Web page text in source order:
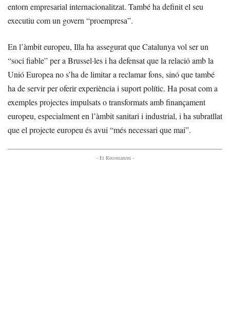
entorn empresarial internacionalitzat. També ha definit el seu
executiu com un govern “proempresa”.
En l’àmbit europeu, Illa ha assegurat que Catalunya vol ser un
“soci fiable” per a Brussel·les i ha defensat que la relació amb la
Unió Europea no s’ha de limitar a reclamar fons, sinó que també
ha de servir per oferir experiència i suport polític. Ha posat com a
exemples projectes impulsats o transformats amb finançament
europeu, especialment en l’àmbit sanitari i industrial, i ha subratllat
que el projecte europeu és avui “més necessari que mai”.
- Et Recomanem -